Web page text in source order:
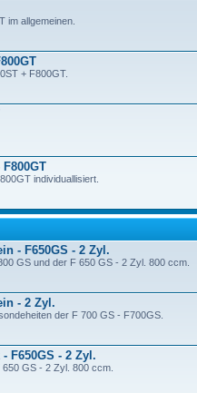
im allgemeinen.
+ F800GT.
individuallisiert.
- F650GS - 2 Zyl.
GS und der F 650 GS - 2 Zyl. 800 ccm.
- 2 Zyl.
der F 700 GS - F700GS.
F650GS - 2 Zyl.
GS - 2 Zyl. 800 ccm.